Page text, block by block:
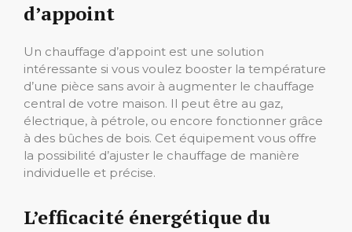
d’appoint
Un chauffage d’appoint est une solution
intéressante si vous voulez booster la température
d’une pièce sans avoir à augmenter le chauffage
central de votre maison. Il peut être au gaz,
électrique, à pétrole, ou encore fonctionner grâce
à des bûches de bois. Cet équipement vous offre
la possibilité d’ajuster le chauffage de manière
individuelle et précise.
L’efficacité énergétique du